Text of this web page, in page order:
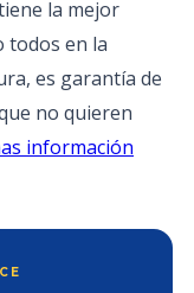
la mejor
todos en la
es garantía de
no quieren
información